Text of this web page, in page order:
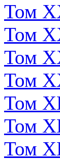
Том
Том
Том
Том
Том
Том
Том